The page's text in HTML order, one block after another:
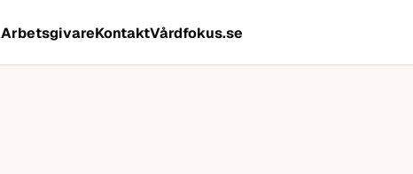
ArbetsgivareKontaktVårdfokus.se